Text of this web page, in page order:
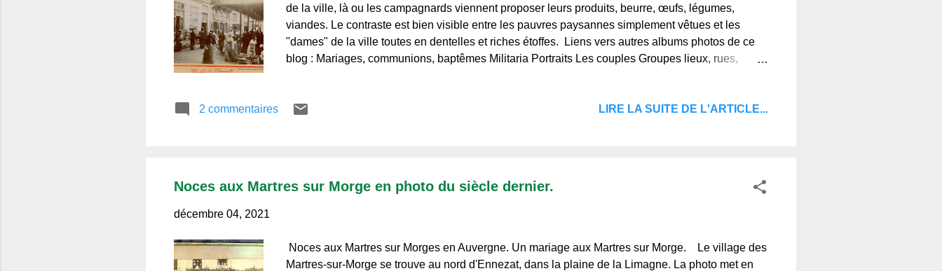
de la ville, là ou les campagnards viennent proposer leurs produits, beurre, œufs, légumes,
viandes. Le contraste est bien visible entre les pauvres paysannes simplement vêtues et les
"dames" de la ville toutes en dentelles et riches étoffes. Liens vers autres albums photos de ce
blog : Mariages, communions, baptêmes Militaria Portraits Les couples Groupes lieux, rues,
d'Auvergne.fr. Merci de votre visite, et à bientôt. Regards et Vie d'Auvergne, le blog de ceux qui
2 commentaires LIRE LA SUITE DE L'ARTICLE...
Noces aux Martres sur Morge en photo du siècle dernier.
décembre 04, 2021
Noces aux Martres sur Morges en Auvergne. Un mariage aux Martres sur Morge. Le village des
Martres-sur-Morge se trouve au nord d'Ennezat, dans la plaine de la Limagne. La photo met en